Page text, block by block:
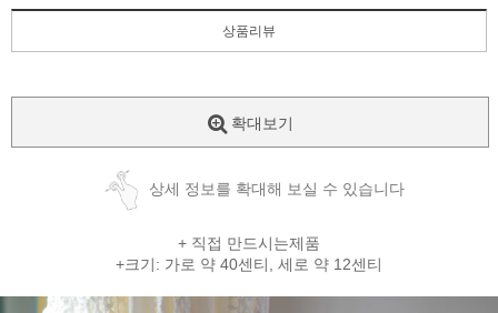
상품리뷰
확대보기
상세 정보를 확대해 보실 수 있습니다
+ 직접 만드시는제품
+크기: 가로 약 40센티, 세로 약 12센티